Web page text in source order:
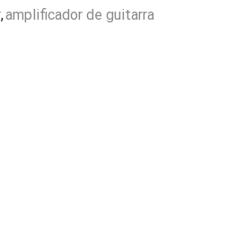
,amplificador de guitarra